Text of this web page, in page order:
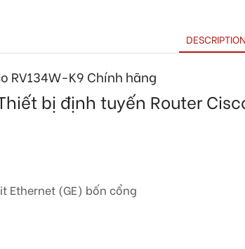
DESCRIPTION
RV134W-K9 Chính hãng
bị định tuyến Router
Ethernet (GE) bốn cổng